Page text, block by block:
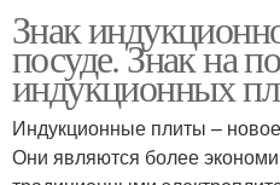
Знак
посуде. Знак на
индукционных
Индукционные плиты –
Они являются более